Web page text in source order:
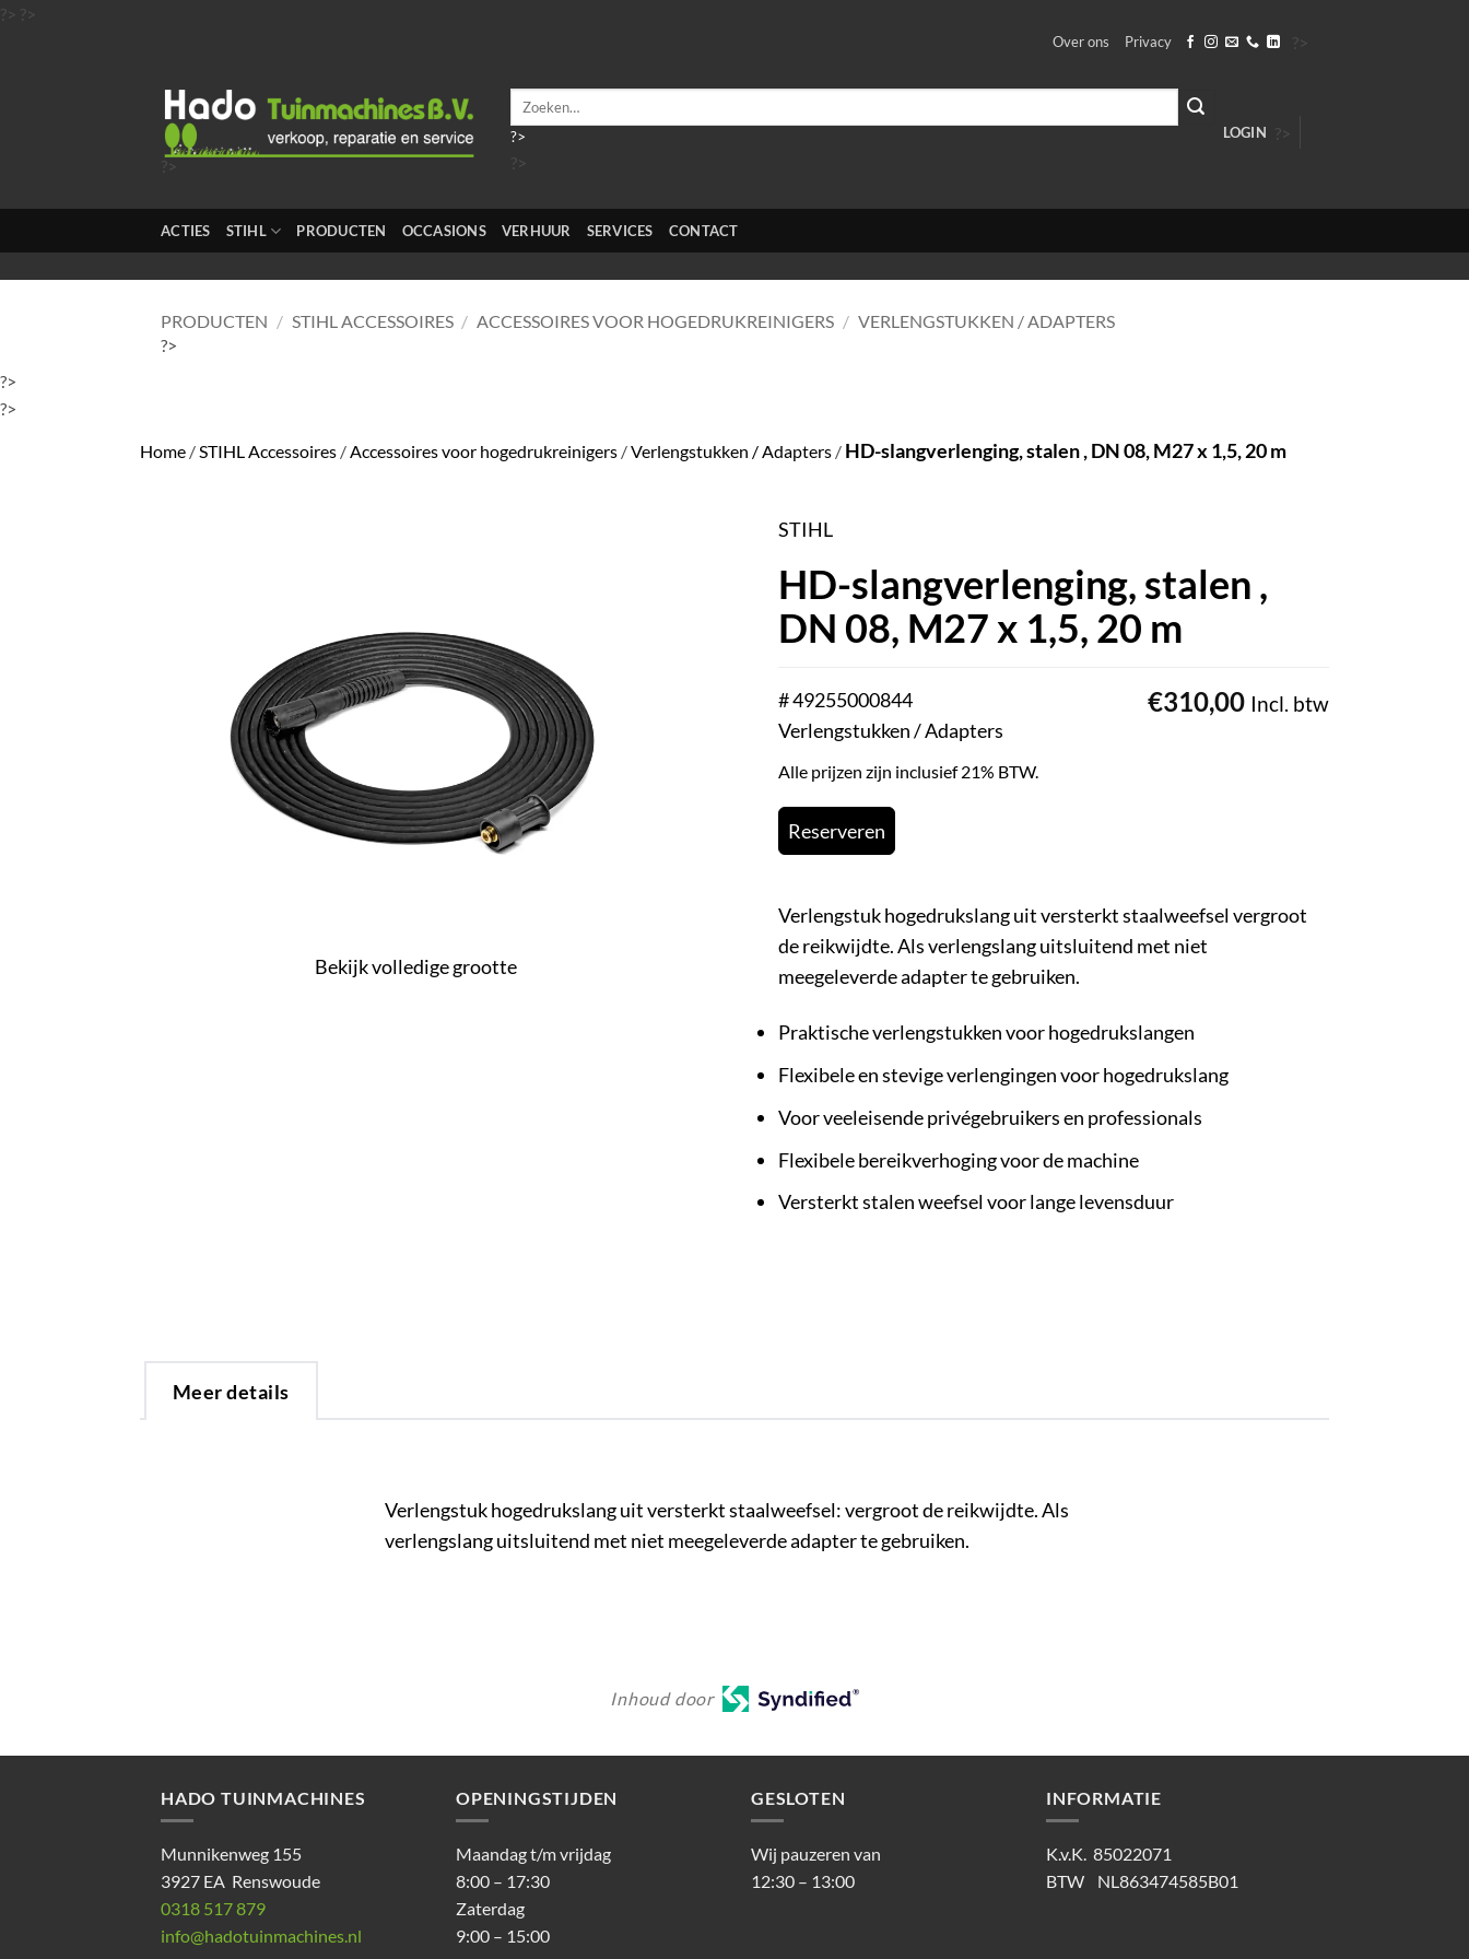
?> ?>
Over ons Privacy
?>
?>
Zoeken
?>
?>
LOGIN ?>
ACTIES STIHL PRODUCTEN OCCASIONS VERHUUR SERVICES CONTACT
PRODUCTEN / STIHL ACCESSOIRES / ACCESSOIRES VOOR HOGEDRUKREINIGERS / VERLENGSTUKKEN / ADAPTERS
?>
?>
?>
Home /STIHL Accessoires /Accessoires voor hogedrukreinigers /Verlengstukken / Adapters / HD-slangverlenging, stalen , DN 08, M27 x 1,5, 20 m
Bekijk volledige grootte
STIHL
HD-slangverlenging, stalen ,
DN 08, M27 x 1,5, 20 m
# 49255000844
Verlengstukken / Adapters
€310,00 Incl. btw
Alle prijzen zijn inclusief 21% BTW.
Reserveren
Verlengstuk hogedrukslang uit versterkt staalweefsel vergroot
de reikwijdte. Als verlengslang uitsluitend met niet
meegeleverde adapter te gebruiken.
Praktische verlengstukken voor hogedrukslangen
Flexibele en stevige verlengingen voor hogedrukslang
Voor veeleisende privégebruikers en professionals
Flexibele bereikverhoging voor de machine
Versterkt stalen weefsel voor lange levensduur
Meer details
Verlengstuk hogedrukslang uit versterkt staalweefsel: vergroot de reikwijdte. Als
verlengslang uitsluitend met niet meegeleverde adapter te gebruiken.
Inhoud door
HADO TUINMACHINES
Munnikenweg 155
3927 EA Renswoude
0318 517 879
info@hadotuinmachines.nl
OPENINGSTIJDEN
Maandag t/m vrijdag
8:00 – 17:30
Zaterdag
9:00 – 15:00
GESLOTEN
Wij pauzeren van
12:30 – 13:00
INFORMATIE
K.v.K. 85022071
BTW NL863474585B01